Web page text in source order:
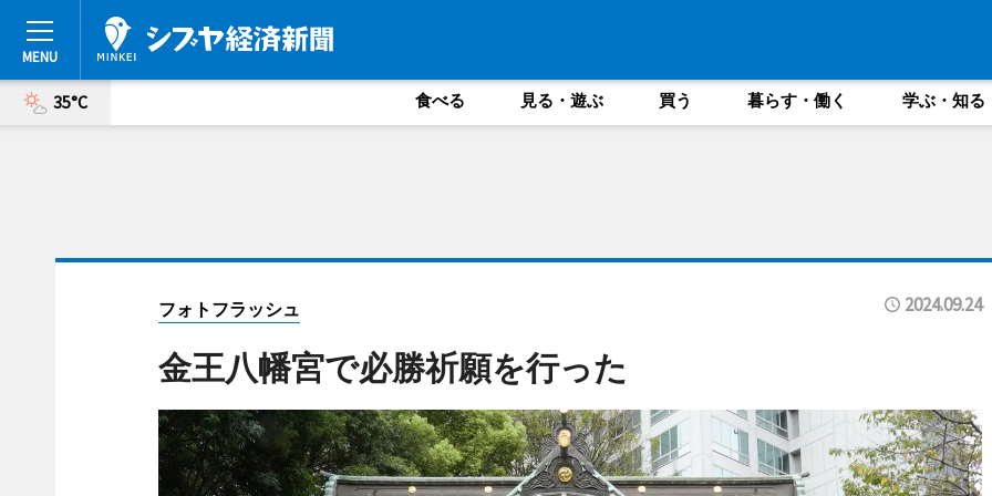
35°C 食べる 見る・遊ぶ 買う 暮らす・働く 学ぶ・知る
フォトフラッシュ 2024.09.24
金王八幡宮で必勝祈願を行った